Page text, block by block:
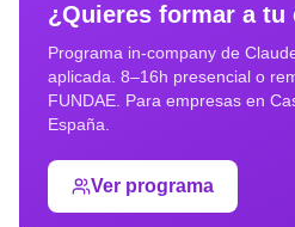
¿Quieres formar a tu
Programa in-company de
aplicada. 8–16h presencial o
FUNDAE. Para empresas en
España.
Ver programa